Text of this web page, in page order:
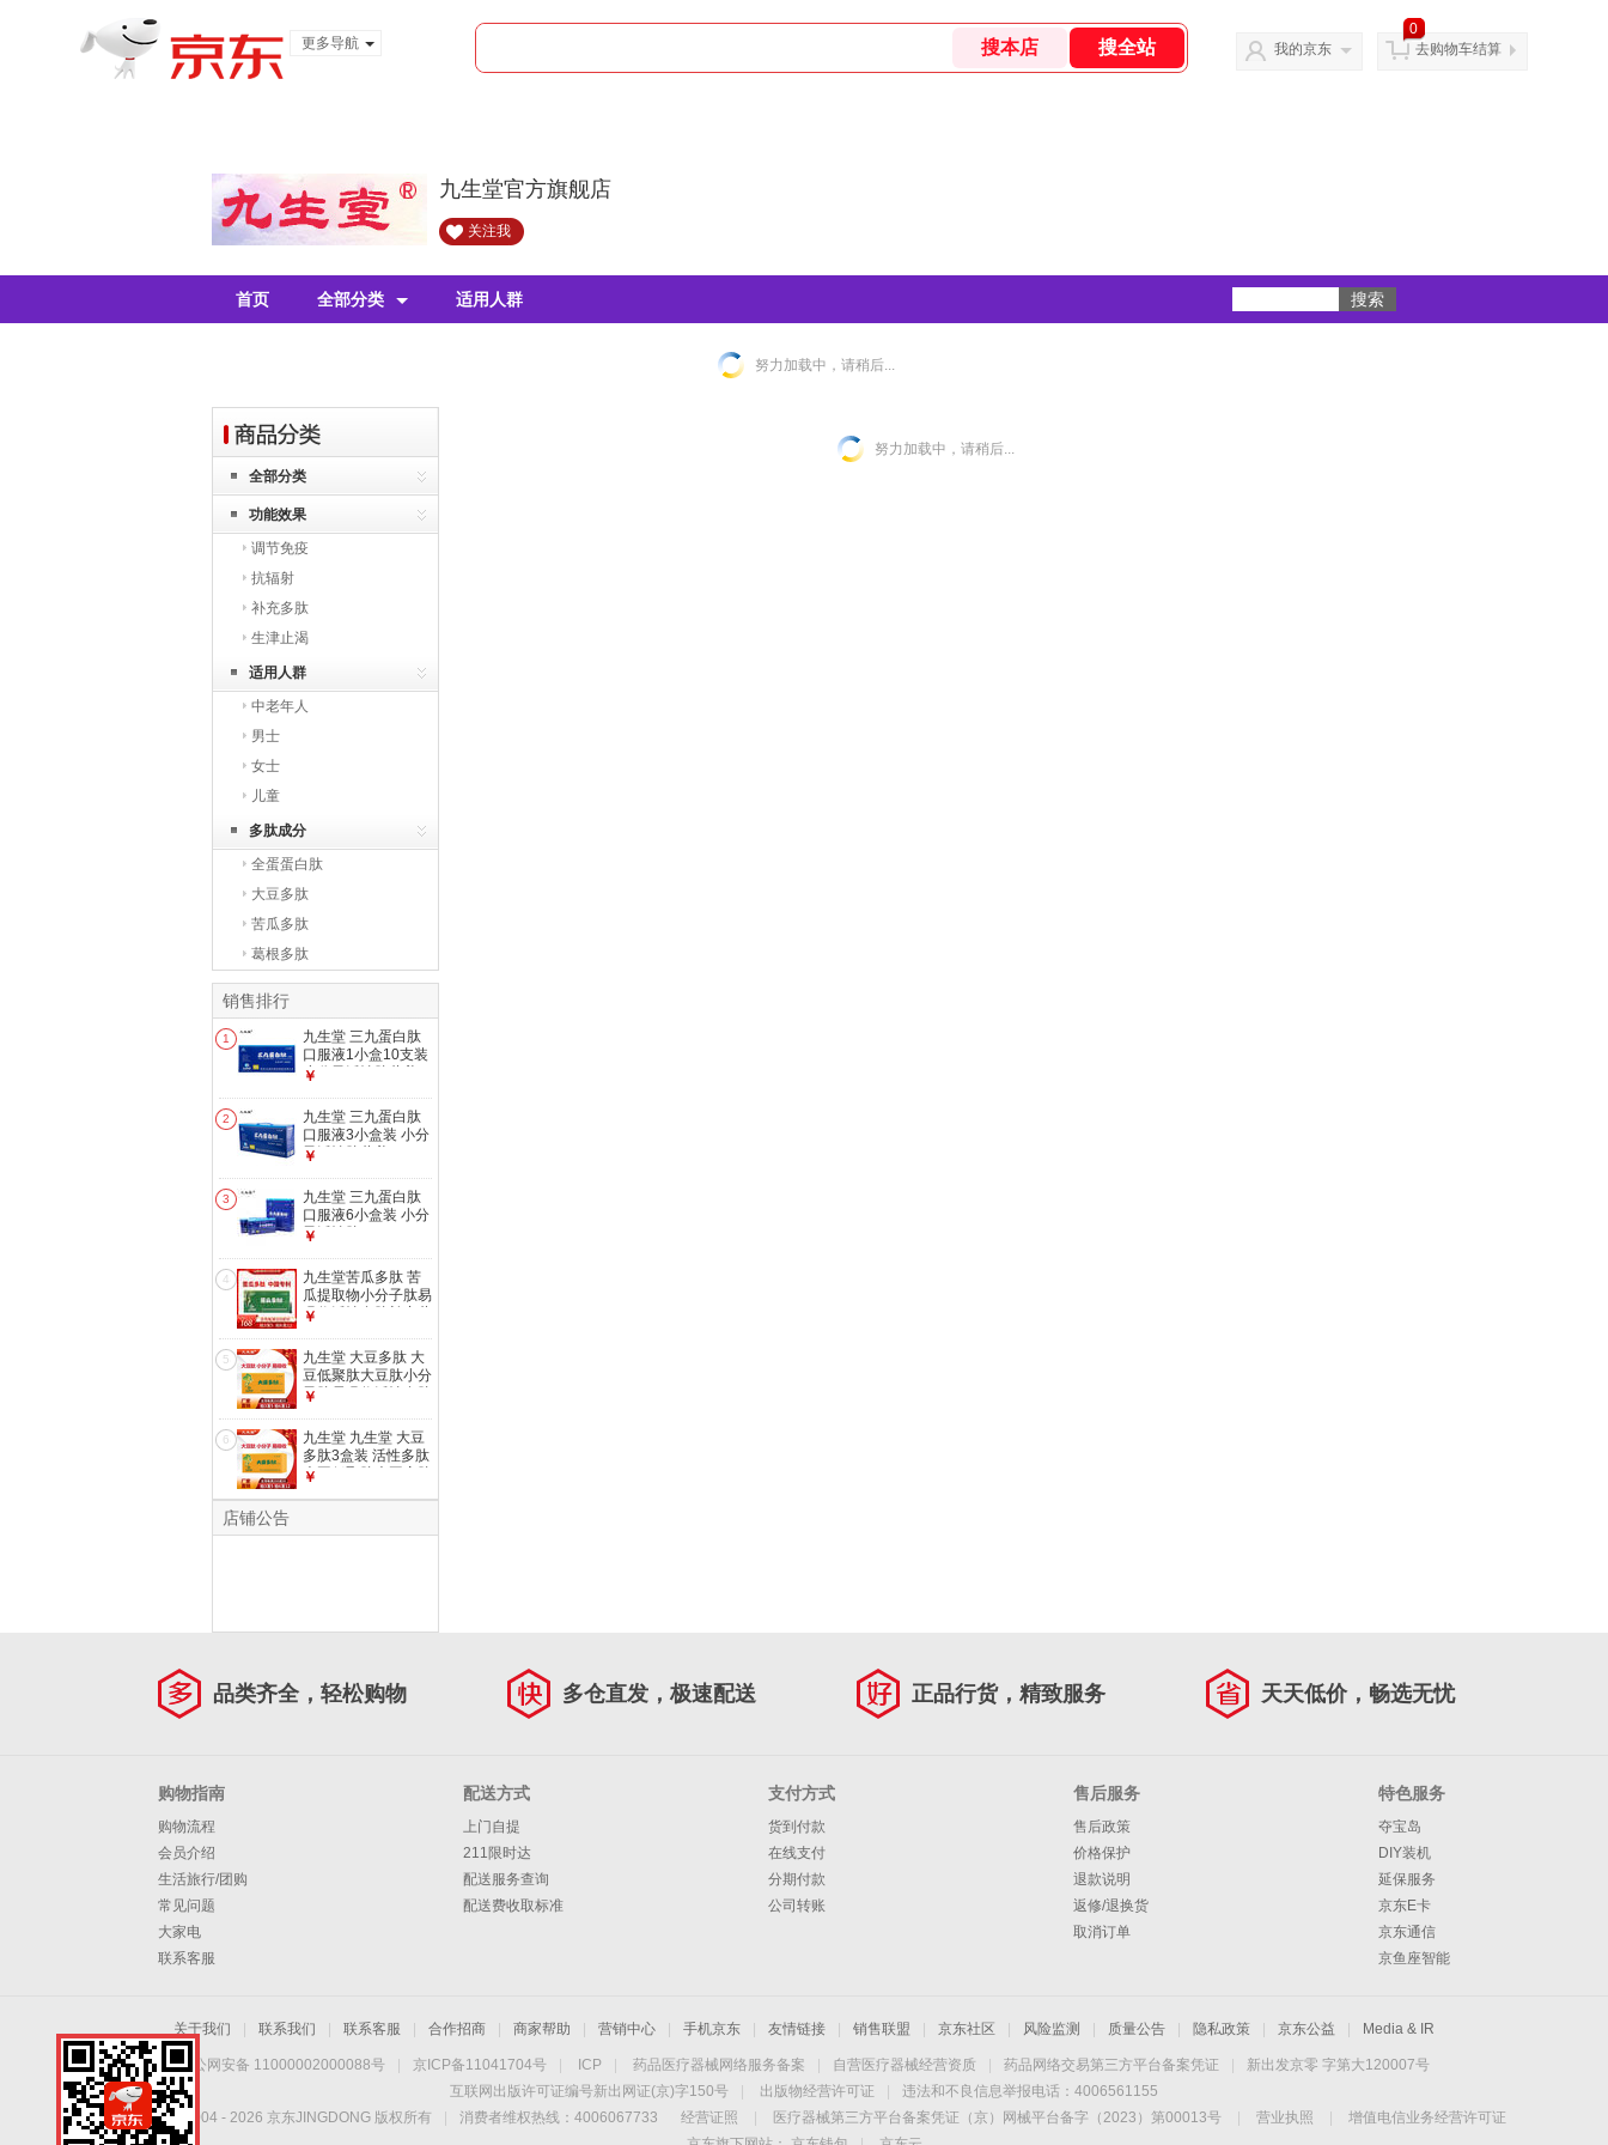
更多导航
我的京东
0
去购物车结算
九生堂官方旗舰店
关注我
首页 全部分类 适用人群
努力加载中，请稍后...
全部分类
功能效果
调节免疫
抗辐射
补充多肽
生津止渴
适用人群
中老年人
男士
女士
儿童
多肽成分
全蛋蛋白肽
大豆多肽
苦瓜多肽
葛根多肽
销售排行
1
九生堂 三九蛋白肽
口服液1小盒10支装
小分子活性肽营养
￥
2
九生堂 三九蛋白肽
口服液3小盒装 小分
子活性肽营养
￥
3
九生堂 三九蛋白肽
口服液6小盒装 小分
子活性肽
￥
4
九生堂苦瓜多肽 苦
瓜提取物小分子肽易
吸收活性多肽补充营
￥
5
九生堂 大豆多肽 大
豆低聚肽大豆肽小分
子肽易吸收活性多肽
￥
6
九生堂 九生堂 大豆
多肽3盒装 活性多肽
大豆低聚肽大豆寡肽
￥
店铺公告
努力加载中，请稍后...
品类齐全，轻松购物 多仓直发，极速配送 正品行货，精致服务 天天低价，畅选无忧
购物指南
购物流程
会员介绍
生活旅行/团购
常见问题
大家电
联系客服
配送方式
上门自提
211限时达
配送服务查询
配送费收取标准
支付方式
货到付款
在线支付
分期付款
公司转账
售后服务
售后政策
价格保护
退款说明
返修/退换货
取消订单
特色服务
夺宝岛
DIY装机
延保服务
京东E卡
京东通信
京鱼座智能
关于我们 联系我们 联系客服 合作招商 商家帮助 营销中心 手机京东 友情链接 销售联盟 京东社区 风险监测 质量公告 隐私政策 京东公益 Media & IR
京公网安备 11000002000088号 京ICP备11041704号 ICP 药品医疗器械网络服务备案 自营医疗器械经营资质 药品网络交易第三方平台备案凭证
新出发京零 字第大120007号
互联网出版许可证编号新出网证(京)字150号
出版物经营许可证
违法和不良信息举报电话：4006561155
Copyright © 2004 - 2026 京东JINGDONG 版权所有 消费者维权热线：4006067733 经营证照 医疗器械第三方平台备案凭证（京）网械平台备字（2023）第00013号 营业执照
增值电信业务经营许可证